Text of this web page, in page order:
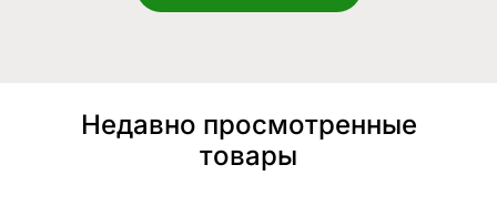
Недавно просмотренные
товары